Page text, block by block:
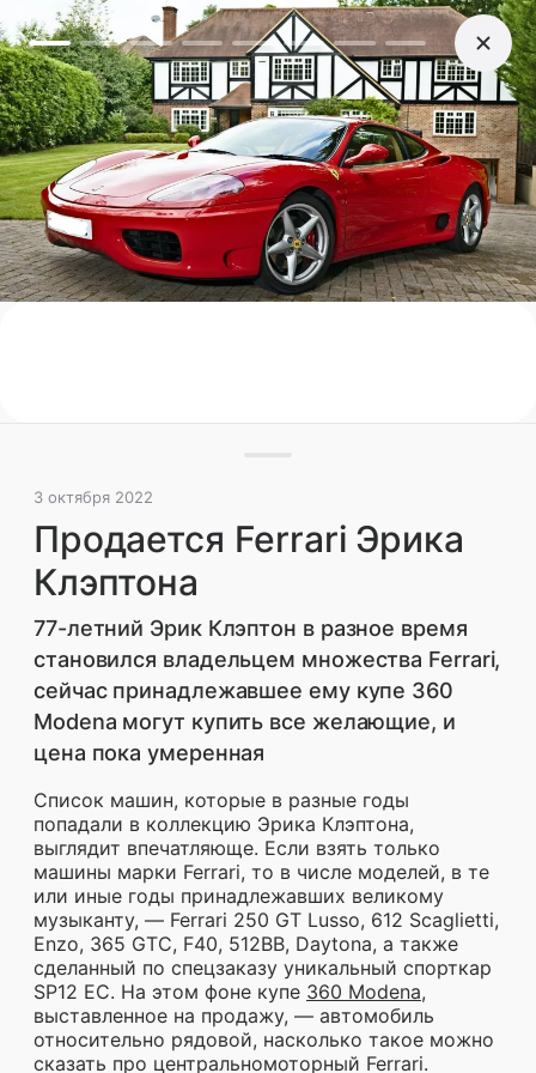
3 октября 2022
Продается Ferrari Эрика
Клэптона
77-летний Эрик Клэптон в разное время
становился владельцем множества Ferrari,
сейчас принадлежавшее ему купе 360
3 октября 2022
Продается Ferrari Эрика
Клэптона
77-летний Эрик Клэптон в разное время
становился владельцем множества Ferrari,
сейчас принадлежавшее ему купе 360
Modena могут купить все желающие, и
цена пока умеренная
Список машин, которые в разные годы
попадали в коллекцию Эрика Клэптона,
выглядит впечатляюще. Если взять только
машины марки Ferrari, то в числе моделей, в те
или иные годы принадлежавших великому
музыканту, — Ferrari 250 GT Lusso, 612 Scaglietti,
Enzo, 365 GTC, F40, 512BB, Daytona, а также
сделанный по спецзаказу уникальный спорткар
SP12 EC. На этом фоне купе 360 Modena,
выставленное на продажу, — автомобиль
относительно рядовой, насколько такое можно
сказать про центральномоторный Ferrari.